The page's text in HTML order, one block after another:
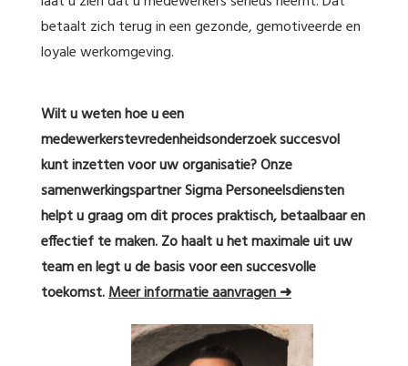
betaalt zich terug in een gezonde, gemotiveerde en
loyale werkomgeving.
Wilt u weten hoe u een
medewerkerstevredenheidsonderzoek succesvol
kunt inzetten voor uw organisatie? Onze
samenwerkingspartner Sigma Personeelsdiensten
helpt u graag om dit proces praktisch, betaalbaar en
effectief te maken. Zo haalt u het maximale uit uw
team en legt u de basis voor een succesvolle
toekomst.Meer informatie aanvragen ➜